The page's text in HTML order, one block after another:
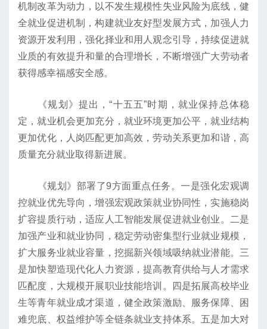
机制改革为动力，以不发生规模性失业风险为底线，健
全就业促进机制，构建就业友好型发展方式，加强人力
资源开发利用，强化择业和用人观念引导，持续促进就
业质的有效提升和量的合理增长，不断增强广大劳动者
获得感幸福感安全感。
《规划》提出，“十五五”时期，就业保持总体稳
定，就业机会更加充分，就业环境更加公平，就业结构
更加优化，人岗匹配更加高效，劳动关系更加和谐，高
质量充分就业取得新进展。
《规划》部署了9方面重点任务。一是强化宏观调
控就业优先导向，增强宏观政策就业协同性，实施稳岗
扩容提质行动，适应人工智能发展促进就业创业。二是
加强产业和就业协同，稳定劳动密集型行业就业规模，
扩大服务业就业容量，挖掘新兴领域吸纳就业潜能。三
是加快塑造现代化人力资源，提高教育供给与人才需求
匹配度，大规模开展职业技能培训。四是拓展高校毕业
生等青年就业成才渠道，健全政策激励、服务保障、困
难兜底、权益维护等全链条就业支持体系。五是加大对